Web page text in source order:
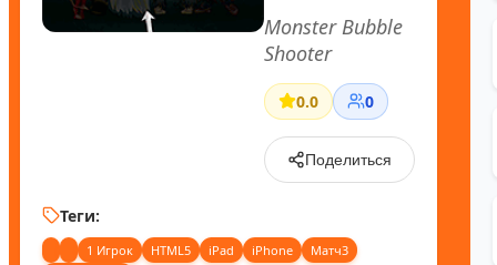
Monster Bubble
Shooter
0.0 0
Поделиться
Теги:
1 Игрок HTML5 iPad iPhone
Матч3